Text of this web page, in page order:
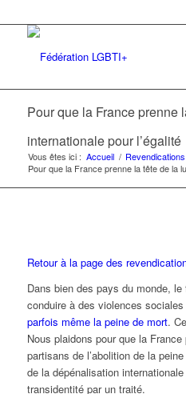
Pour que la France prenne
internationale pour l’égalité
Vous êtes ici : Accueil /
Pour que la France prenne la tête de la
Retour à la page des
Dans bien des pays du monde, le
conduire à des violences
parfois même la peine de mort.
Nous plaidons pour que la
partisans de l’abolition de la
de la dépénalisation
transidentité par un traité.